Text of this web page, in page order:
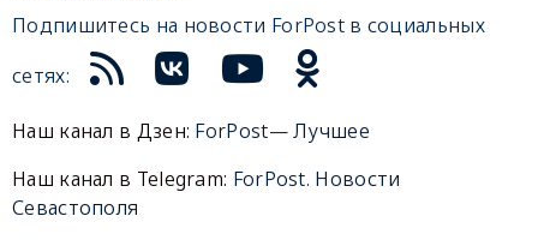
Подпишитесь на новости ForPost в социальных
сетях:
Наш канал в Дзен: ForPost— Лучшее
Наш канал в Telegram: ForPost. Новости
Севастополя